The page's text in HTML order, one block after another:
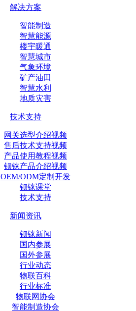
解决方案
智能制造
智慧能源
楼宇暖通
智慧城市
气象环境
矿产油田
智慧水利
地质灾害
技术支持
网关选型介绍视频
售后技术支持视频
产品使用教程视频
钡铼产品介绍视频
OEM/ODM定制开发
钡铼课堂
技术支持
新闻资讯
钡铼新闻
国内参展
国外参展
行业动态
物联百科
行业标准
物联网协会
智能制造协会